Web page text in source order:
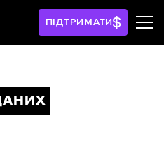
ПІДТРИМАТИ